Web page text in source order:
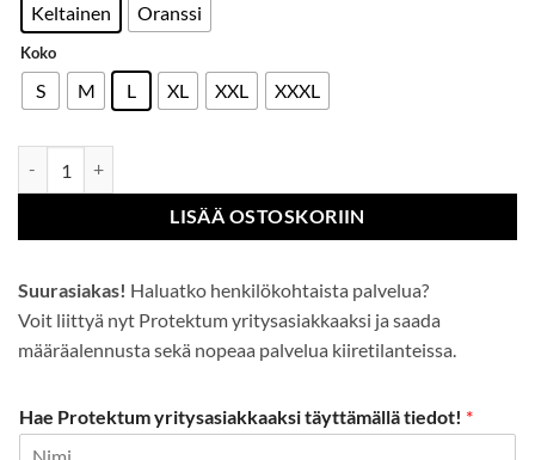
Keltainen Oranssi
Koko
S M L XL XXL XXXL
LISÄÄ OSTOSKORIIN
Suurasiakas! Haluatko henkilökohtaista palvelua?
Voit liittyä nyt Protektum yritysasiakkaaksi ja saada
määräalennusta sekä nopeaa palvelua kiiretilanteissa.
Hae Protektum yritysasiakkaaksi täyttämällä tiedot! *